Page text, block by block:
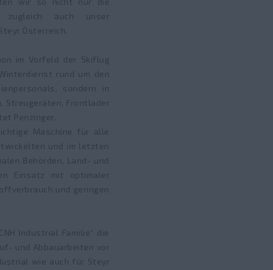
zugleich auch unser
Österreich.
im Vorfeld der Skiflug
rund um den
sondern in
Streugeräten, Frontlader
Penzinger.
Maschine für alle
und im letzten
Behörden, Land- und
Einsatz mit optimaler
und geringen
Industrial Familie“ die
und Abbauarbeiten vor
wie auch für Steyr